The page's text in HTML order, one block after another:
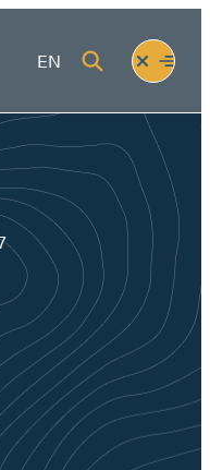
EN
Fermer
le
menu
Ouvrir
le